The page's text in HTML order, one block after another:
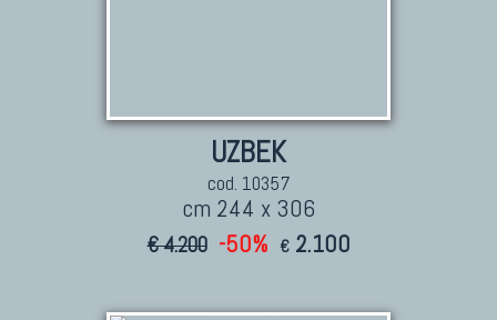
UZBEK
cod. 10357
cm 244 x 306
€ 4.200 -50% € 2.100